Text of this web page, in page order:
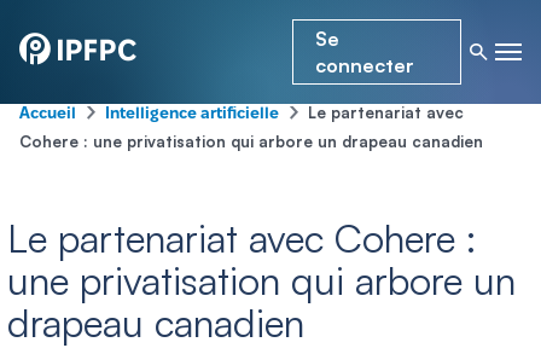
Se
connecter
Accueil- Intelligence artificielle-
Le partenariat avec
Cohere : une privatisation qui arbore un drapeau canadien
Le partenariat avec Cohere :
une privatisation qui arbore un
drapeau canadien